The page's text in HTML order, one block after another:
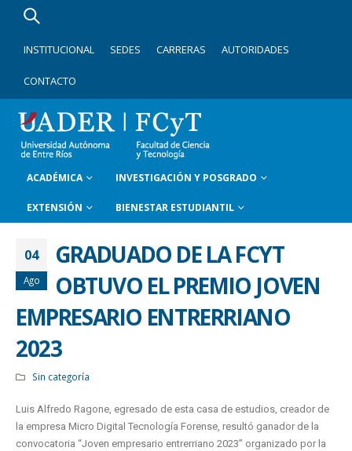
INSTITUCIONAL SEDES CARRERAS AUTORIDADES
CONTACTO
ACADÉMICA INVESTIGACIÓN Y POSGRADO
EXTENSIÓN BIENESTAR ESTUDIANTIL
04
Ago
GRADUADO DE LA FCYT
OBTUVO EL PREMIO JOVEN
EMPRESARIO ENTRERRIANO
2023
Sin categoría
Luis Alfredo Ragone, egresado de esta casa de estudios, creador de
la empresa Micro Digital Tecnología Forense, resultó ganador de la
convocatoria “Joven empresario entrerriano 2023” organizado por la